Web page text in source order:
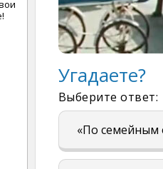
Угадаете?
Выберите ответ:
«По семейным